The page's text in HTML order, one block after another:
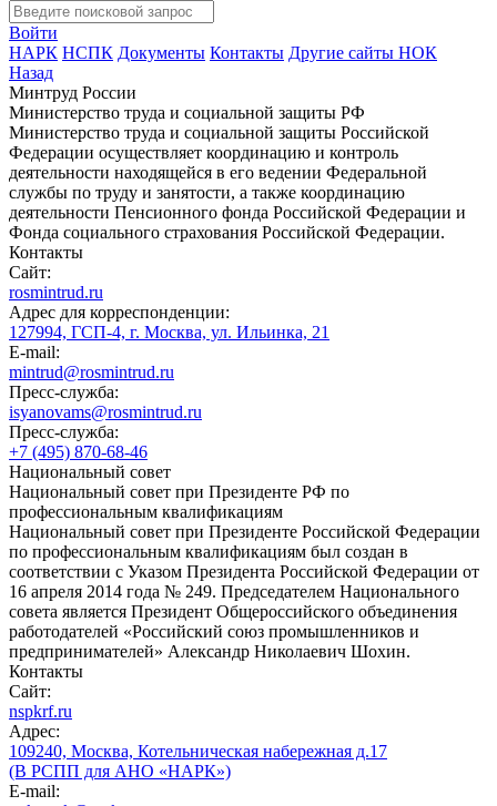
Войти
НАРК НСПК Документы Контакты Другие сайты НОК
Назад
Минтруд России
Министерство труда и социальной защиты РФ
Министерство труда и социальной защиты Российской
Федерации осуществляет координацию и контроль
деятельности находящейся в его ведении Федеральной
службы по труду и занятости, а также координацию
деятельности Пенсионного фонда Российской Федерации и
Фонда социального страхования Российской Федерации.
Контакты
Сайт:
rosmintrud.ru
Адрес для корреспонденции:
127994, ГСП-4, г. Москва, ул. Ильинка, 21
E-mail:
mintrud@rosmintrud.ru
Пресс-служба:
isyanovams@rosmintrud.ru
Пресс-служба:
+7 (495) 870-68-46
Национальный совет
Национальный совет при Президенте РФ по
профессиональным квалификациям
Национальный совет при Президенте Российской Федерации
по профессиональным квалификациям был создан в
соответствии с Указом Президента Российской Федерации от
16 апреля 2014 года № 249. Председателем Национального
совета является Президент Общероссийского объединения
работодателей «Российский союз промышленников и
предпринимателей» Александр Николаевич Шохин.
Контакты
Сайт:
nspkrf.ru
Адрес:
109240, Москва, Котельническая набережная д.17
(В РСПП для АНО «НАРК»)
E-mail: